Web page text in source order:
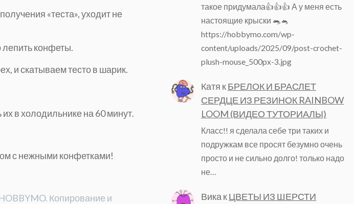
«теста», уходит не
лепить конфеты.
и скатываем тесто в шарик.
в холодильнике на 60 минут.
с нежными конфетками!
Копирование и
такое придумала👍👍👍 А у меня есть
настоящие крыски 🐀🐁
https://hobbymo.com/wp-
content/uploads/2025/09/post-crochet-
plush-mouse_500px-3.jpg
Катя кБРЕЛОК И БРАСЛЕТ
СЕРДЦЕ ИЗ РЕЗИНОК RAINBOW
LOOM (ВИДЕО ТУТОРИАЛЫ)
Класс!! я сделала себе три таких и
подружкам все просят безумно очень
просто и не сильно долго! только надо
не…
ВикакЦВЕТЫ ИЗ ШЕРСТИ